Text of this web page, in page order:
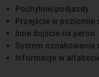
Pochylnie/podjazdy
Przejście w poziomie
Inne dojście na peron
System oznakowania
Informacje w